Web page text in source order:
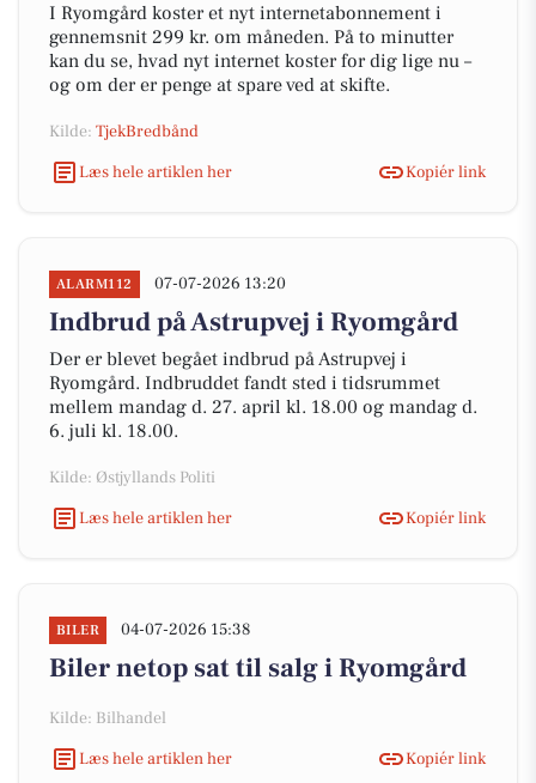
I Ryomgård koster et nyt internetabonnement i
gennemsnit 299 kr. om måneden. På to minutter
kan du se, hvad nyt internet koster for dig lige nu –
og om der er penge at spare ved at skifte.
Kilde: TjekBredbånd
Læs hele artiklen her
Kopiér link
ALARM112 07-07-2026 13:20
Indbrud på Astrupvej i Ryomgård
Der er blevet begået indbrud på Astrupvej i
Ryomgård. Indbruddet fandt sted i tidsrummet
mellem mandag d. 27. april kl. 18.00 og mandag d.
6. juli kl. 18.00.
Kilde: Østjyllands Politi
Læs hele artiklen her
Kopiér link
BILER 04-07-2026 15:38
Biler netop sat til salg i Ryomgård
Kilde: Bilhandel
Læs hele artiklen her
Kopiér link